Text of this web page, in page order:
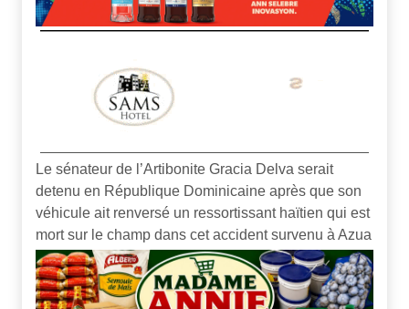
Le sénateur de l’Artibonite Gracia Delva serait
detenu en République Dominicaine après que son
véhicule ait renversé un ressortissant haïtien qui est
mort sur le champ dans cet accident survenu à Azua